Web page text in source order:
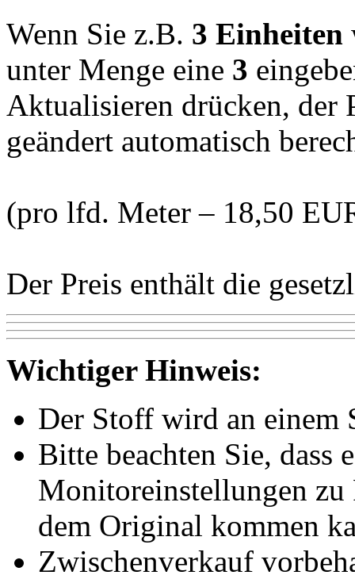
Wenn Sie z.B. 3 Einheiten
unter Menge eine 3
Aktualisieren drücken, der
geändert automatisch
(pro lfd. Meter – 18,50
Der Preis enthält die
Wichtiger Hinweis:
Der Stoff wird an einem
Bitte beachten Sie, dass
Monitoreinstellungen zu
dem Original kommen
Zwischenverkauf